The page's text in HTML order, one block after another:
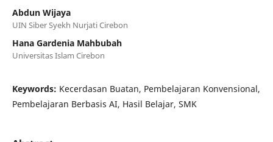
Abdun Wijaya
UIN Siber Syekh Nurjati Cirebon
Hana Gardenia Mahbubah
Universitas Islam Cirebon
Keywords: Kecerdasan Buatan, Pembelajaran Konvensional,
Pembelajaran Berbasis AI, Hasil Belajar, SMK